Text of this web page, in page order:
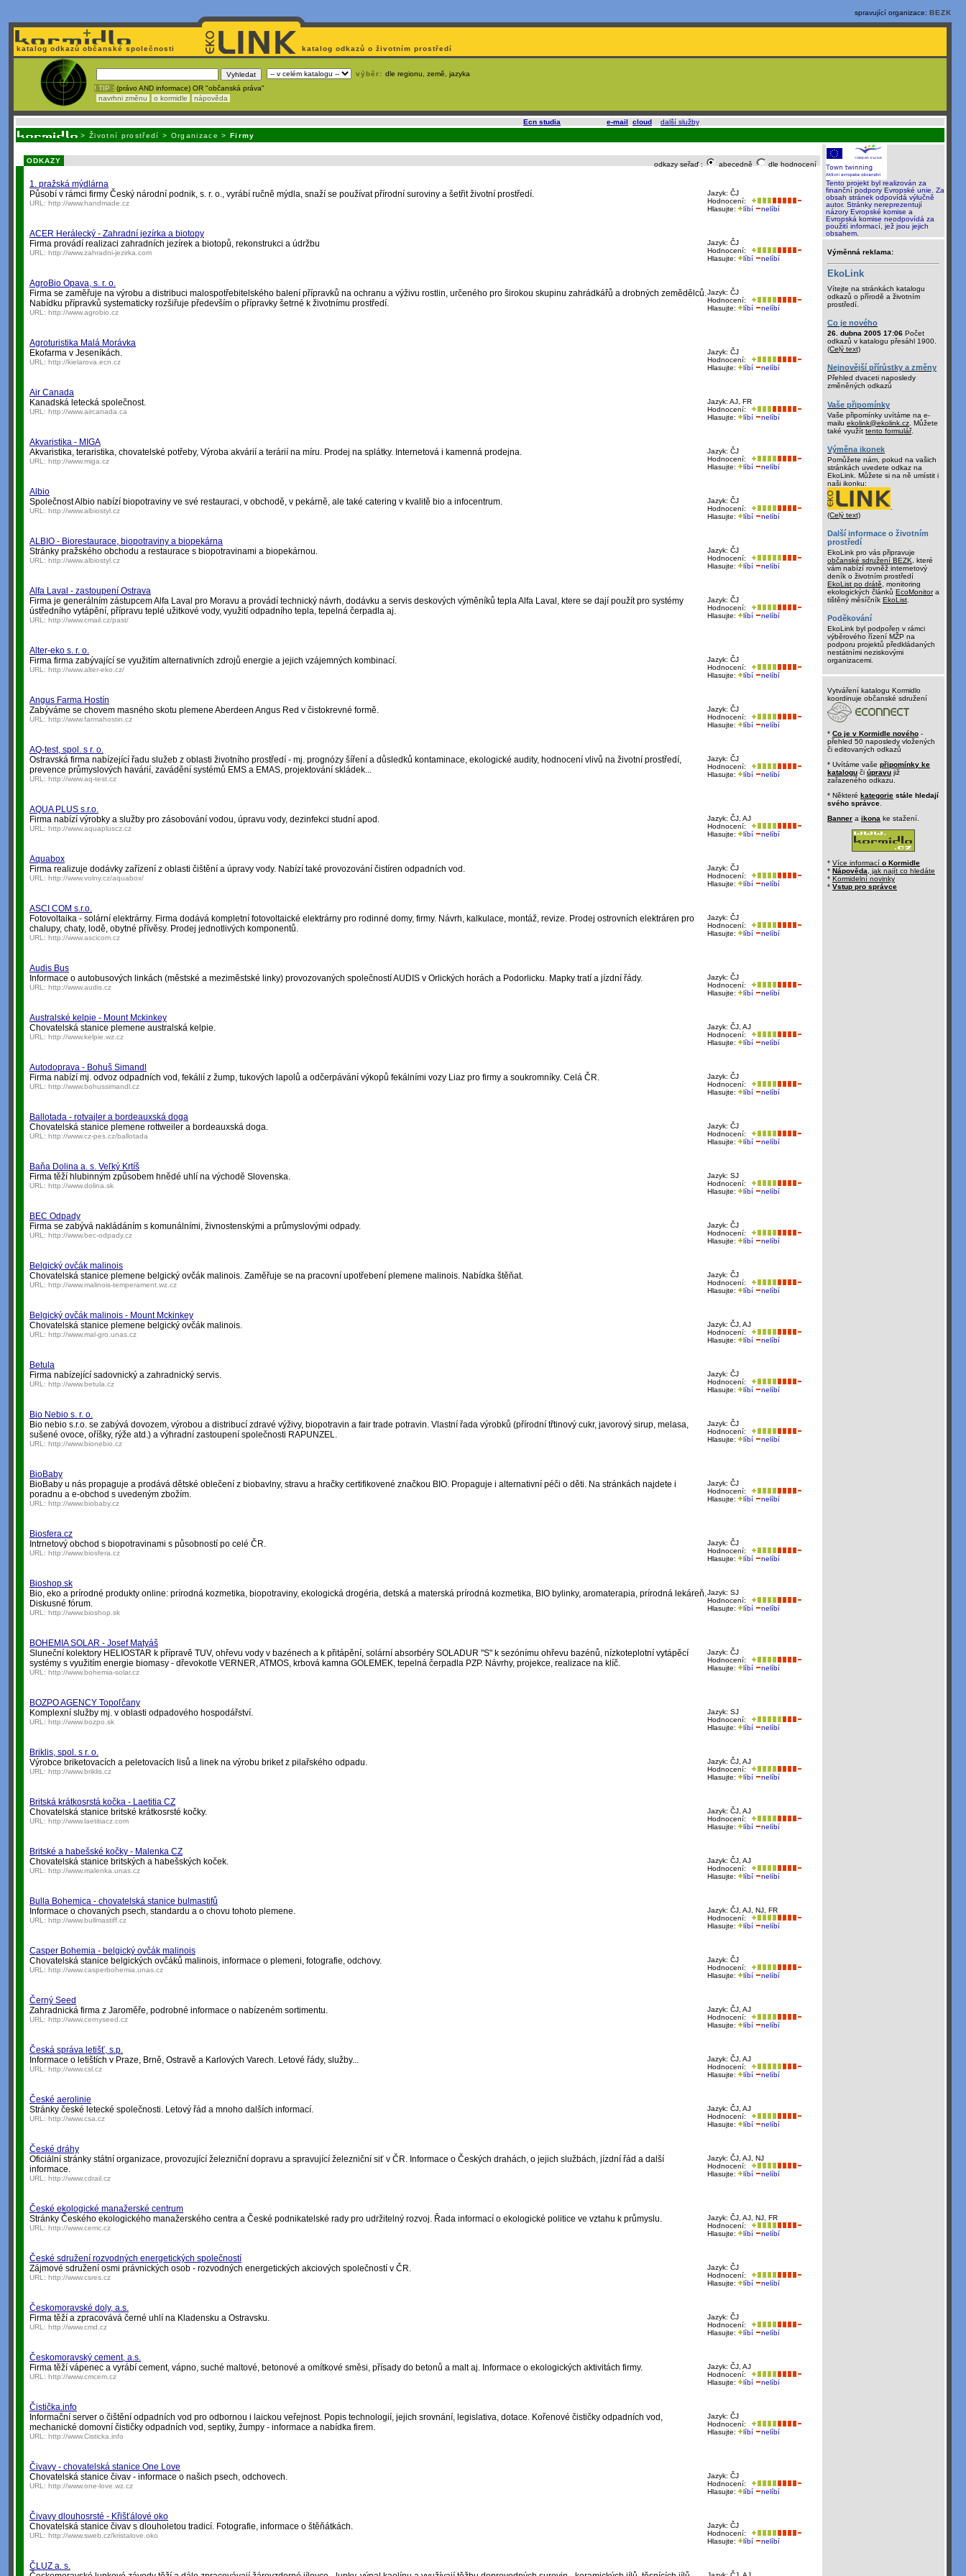
spravující organizace: BEZK
katalog odkazů občanské společnosti katalog odkazů o životním prostředí
výběr: dle regionu, země, jazyka
! TIP : (právo AND informace) OR "občanská práva"
navrhni změnu
o kormidle nápověda
Ecn studia e-mail cloud další služby.
> Životní prostředí > Organizace >Firmy
odkazy seřaď : abecedně dle hodnocení
ODKAZY
1. pražská mýdlárna
Jazyk: ČJ
Hodnocení:
Hlasujte:
líbí nelíbí
Působí v rámci firmy Český národní podnik, s. r. o., vyrábí ručně mýdla, snaží se používat přírodní suroviny a šetřit životní prostředí.
URL: http://www.handmade.cz
ACER Herálecký - Zahradní jezírka a biotopy
Jazyk: ČJ
Hodnocení:
Hlasujte:
líbí nelíbí
Firma provádí realizaci zahradních jezírek a biotopů, rekonstrukci a údržbu
URL: http://www.zahradni-jezirka.com
AgroBio Opava, s. r. o.
Jazyk: ČJ
Hodnocení:
Hlasujte:
líbí nelíbí
Firma se zaměřuje na výrobu a distribuci malospotřebitelského balení přípravků na ochranu a výživu rostlin, určeného pro širokou skupinu zahrádkářů a drobných zemědělců.
Nabídku přípravků systematicky rozšiřuje především o přípravky šetrné k životnímu prostředí.
URL: http://www.agrobio.cz
Agroturistika Malá Morávka
Jazyk: ČJ
Hodnocení:
Hlasujte:
líbí nelíbí
Ekofarma v Jeseníkách.
URL: http://kielarova.ecn.cz
Air Canada
Jazyk: AJ, FR
Hodnocení:
Hlasujte:
líbí nelíbí
Kanadská letecká společnost.
URL: http://www.aircanada.ca
Akvaristika - MIGA
Jazyk: ČJ
Hodnocení:
Hlasujte:
líbí nelíbí
Akvaristika, teraristika, chovatelské potřeby, Výroba akvárií a terárií na míru. Prodej na splátky. Internetová i kamenná prodejna.
URL: http://www.miga.cz
Albio
Jazyk: ČJ
Hodnocení:
Hlasujte:
líbí nelíbí
Společnost Albio nabízí biopotraviny ve své restauraci, v obchodě, v pekárně, ale také catering v kvalitě bio a infocentrum.
URL: http://www.albiostyl.cz
ALBIO - Biorestaurace, biopotraviny a biopekárna
Jazyk: ČJ
Hodnocení:
Hlasujte:
líbí nelíbí
Stránky pražského obchodu a restaurace s biopotravinami a biopekárnou.
URL: http://www.albiostyl.cz
Alfa Laval - zastoupení Ostrava
Jazyk: ČJ
Hodnocení:
Hlasujte:
líbí nelíbí
Firma je generálním zástupcem Alfa Laval pro Moravu a provádí technický návrh, dodávku a servis deskových výměníků tepla Alfa Laval, ktere se dají použít pro systémy
ústředního vytápění, přípravu teplé užitkové vody, využití odpadního tepla, tepelná čerpadla aj.
URL: http://www.cmail.cz/past/
Alter-eko s. r. o.
Jazyk: ČJ
Hodnocení:
Hlasujte:
líbí nelíbí
Firma firma zabývající se využitím alternativních zdrojů energie a jejich vzájemných kombinací.
URL: http://www.alter-eko.cz/
Angus Farma Hostín
Jazyk: ČJ
Hodnocení:
Hlasujte:
líbí nelíbí
Zabýváme se chovem masného skotu plemene Aberdeen Angus Red v čistokrevné formě.
URL: http://www.farmahostin.cz
AQ-test, spol. s r. o.
Jazyk: ČJ
Hodnocení:
Hlasujte:
líbí nelíbí
Ostravská firma nabízející řadu služeb z oblasti životního prostředí - mj. prognózy šíření a důsledků kontaminace, ekologické audity, hodnocení vlivů na životní prostředí,
prevence průmyslových havárií, zavádění systémů EMS a EMAS, projektování skládek...
URL: http://www.aq-test.cz
AQUA PLUS s.r.o.
Jazyk: ČJ, AJ
Hodnocení:
Hlasujte:
líbí nelíbí
Firma nabízí výrobky a služby pro zásobování vodou, úpravu vody, dezinfekci studní apod.
URL: http://www.aquapluscz.cz
Aquabox
Jazyk: ČJ
Hodnocení:
Hlasujte:
líbí nelíbí
Firma realizuje dodávky zařízení z oblasti čištění a úpravy vody. Nabízí také provozování čistíren odpadních vod.
URL: http://www.volny.cz/aquabox/
ASCI COM s.r.o.
Jazyk: ČJ
Hodnocení:
Hlasujte:
líbí nelíbí
Fotovoltaika - solární elektrárny. Firma dodává kompletní fotovoltaické elektrárny pro rodinné domy, firmy. Návrh, kalkulace, montáž, revize. Prodej ostrovních elektráren pro
chalupy, chaty, lodě, obytné přívěsy. Prodej jednotlivých komponentů.
URL: http://www.ascicom.cz
Audis Bus
Jazyk: ČJ
Hodnocení:
Hlasujte:
líbí nelíbí
Informace o autobusových linkách (městské a meziměstské linky) provozovaných společností AUDIS v Orlických horách a Podorlicku. Mapky tratí a jízdní řády.
URL: http://www.audis.cz
Australské kelpie - Mount Mckinkey
Jazyk: ČJ, AJ
Hodnocení:
Hlasujte:
líbí nelíbí
Chovatelská stanice plemene australská kelpie.
URL: http://www.kelpie.wz.cz
Autodoprava - Bohuš Simandl
Jazyk: ČJ
Hodnocení:
Hlasujte:
líbí nelíbí
Firma nabízí mj. odvoz odpadních vod, fekálií z žump, tukových lapolů a odčerpávání výkopů fekálními vozy Liaz pro firmy a soukromníky. Celá ČR.
URL: http://www.bohussimandl.cz
Ballotada - rotvajler a bordeauxská doga
Jazyk: ČJ
Hodnocení:
Hlasujte:
líbí nelíbí
Chovatelská stanice plemene rottweiler a bordeauxská doga.
URL: http://www.cz-pes.cz/ballotada
Baňa Dolina a. s. Veľký Krtíš
Jazyk: SJ
Hodnocení:
Hlasujte:
líbí nelíbí
Firma těží hlubinným způsobem hnědé uhlí na východě Slovenska.
URL: http://www.dolina.sk
BEC Odpady
Jazyk: ČJ
Hodnocení:
Hlasujte:
líbí nelíbí
Firma se zabývá nakládáním s komunálními, živnostenskými a průmyslovými odpady.
URL: http://www.bec-odpady.cz
Belgický ovčák malinois
Jazyk: ČJ
Hodnocení:
Hlasujte:
líbí nelíbí
Chovatelská stanice plemene belgický ovčák malinois. Zaměřuje se na pracovní upotřebení plemene malinois. Nabídka štěňat.
URL: http://www.malinois-temperament.wz.cz
Belgický ovčák malinois - Mount Mckinkey
Jazyk: ČJ, AJ
Hodnocení:
Hlasujte:
líbí nelíbí
Chovatelská stanice plemene belgický ovčák malinois.
URL: http://www.mal-gro.unas.cz
Betula
Jazyk: ČJ
Hodnocení:
Hlasujte:
líbí nelíbí
Firma nabízející sadovnický a zahradnický servis.
URL: http://www.betula.cz
Bio Nebio s. r. o.
Jazyk: ČJ
Hodnocení:
Hlasujte:
líbí nelíbí
Bio nebio s.r.o. se zabývá dovozem, výrobou a distribucí zdravé výživy, biopotravin a fair trade potravin. Vlastní řada výrobků (přírodní třtinový cukr, javorový sirup, melasa,
sušené ovoce, oříšky, rýže atd.) a výhradní zastoupení společnosti RAPUNZEL.
URL: http://www.bionebio.cz
BioBaby
Jazyk: ČJ
Hodnocení:
Hlasujte:
líbí nelíbí
BioBaby u nás propaguje a prodává dětské oblečení z biobavlny, stravu a hračky certifikovené značkou BIO. Propaguje i alternativní péči o děti. Na stránkách najdete i
poradnu a e-obchod s uvedeným zbožím.
URL: http://www.biobaby.cz
Biosfera.cz
Jazyk: ČJ
Hodnocení:
Hlasujte:
líbí nelíbí
Intrnetový obchod s biopotravinami s působností po celé ČR.
URL: http://www.biosfera.cz
Bioshop.sk
Jazyk: SJ
Hodnocení:
Hlasujte:
líbí nelíbí
Bio, eko a prírodné produkty online: prírodná kozmetika, biopotraviny, ekologická drogéria, detská a materská prírodná kozmetika, BIO bylinky, aromaterapia, prírodná lekáreň.
Diskusné fórum.
URL: http://www.bioshop.sk
BOHEMIA SOLAR - Josef Matyáš
Jazyk: ČJ
Hodnocení:
Hlasujte:
líbí nelíbí
Sluneční kolektory HELIOSTAR k přípravě TUV, ohřevu vody v bazénech a k přitápění, solární absorbéry SOLADUR "S" k sezónímu ohřevu bazénů, nízkoteplotní vytápěcí
systémy s využitím energie biomasy - dřevokotle VERNER, ATMOS, krbová kamna GOLEMEK, tepelná čerpadla PZP. Návrhy, projekce, realizace na klíč.
URL: http://www.bohemia-solar.cz
BOZPO AGENCY Topoľčany
Jazyk: SJ
Hodnocení:
Hlasujte:
líbí nelíbí
Komplexní služby mj. v oblasti odpadového hospodářství.
URL: http://www.bozpo.sk
Briklis, spol. s r. o.
Jazyk: ČJ, AJ
Hodnocení:
Hlasujte:
líbí nelíbí
Výrobce briketovacích a peletovacích lisů a linek na výrobu briket z pilařského odpadu.
URL: http://www.briklis.cz
Britská krátkosrstá kočka - Laetitia CZ
Jazyk: ČJ, AJ
Hodnocení:
Hlasujte:
líbí nelíbí
Chovatelská stanice britské krátkosrsté kočky.
URL: http://www.laetitiacz.com
Britské a habešské kočky - Malenka CZ
Jazyk: ČJ, AJ
Hodnocení:
Hlasujte:
líbí nelíbí
Chovatelská stanice britských a habešských koček.
URL: http://www.malenka.unas.cz
Bulla Bohemica - chovatelská stanice bulmastifů
Jazyk: ČJ, AJ, NJ, FR
Hodnocení:
Hlasujte:
líbí nelíbí
Informace o chovaných psech, standardu a o chovu tohoto plemene.
URL: http://www.bullmastiff.cz
Casper Bohemia - belgický ovčák malinois
Jazyk: ČJ
Hodnocení:
Hlasujte:
líbí nelíbí
Chovatelská stanice belgických ovčáků malinois, informace o plemeni, fotografie, odchovy.
URL: http://www.casperbohemia.unas.cz
Černý Seed
Jazyk: ČJ, AJ
Hodnocení:
Hlasujte:
líbí nelíbí
Zahradnická firma z Jaroměře, podrobné informace o nabízeném sortimentu.
URL: http://www.cernyseed.cz
Česká správa letišť, s.p.
Jazyk: ČJ, AJ
Hodnocení:
Hlasujte:
líbí nelíbí
Informace o letištích v Praze, Brně, Ostravě a Karlových Varech. Letové řády, služby...
URL: http://www.csl.cz
České aerolinie
Jazyk: ČJ, AJ
Hodnocení:
Hlasujte:
líbí nelíbí
Stránky české letecké společnosti. Letový řád a mnoho dalších informací.
URL: http://www.csa.cz
České dráhy
Jazyk: ČJ, AJ, NJ
Hodnocení:
Hlasujte:
líbí nelíbí
Oficiální stránky státní organizace, provozující železniční dopravu a spravující železniční siť v ČR. Informace o Českých drahách, o jejich službách, jízdní řád a další
informace.
URL: http://www.cdrail.cz
České ekologické manažerské centrum
Jazyk: ČJ, AJ, NJ, FR
Hodnocení:
Hlasujte:
líbí nelíbí
Stránky Českého ekologického manažerského centra a České podnikatelské rady pro udržitelný rozvoj. Řada informací o ekologické politice ve vztahu k průmyslu.
URL: http://www.cemc.cz
České sdružení rozvodných energetických společností
Jazyk: ČJ
Hodnocení:
Hlasujte:
líbí nelíbí
Zájmové sdružení osmi právnických osob - rozvodných energetických akciových společností v ČR.
URL: http://www.csres.cz
Českomoravské doly, a.s.
Jazyk: ČJ
Hodnocení:
Hlasujte:
líbí nelíbí
Firma těží a zpracovává černé uhlí na Kladensku a Ostravsku.
URL: http://www.cmd.cz
Českomoravský cement, a.s.
Jazyk: ČJ, AJ
Hodnocení:
Hlasujte:
líbí nelíbí
Firma těží vápenec a vyrábí cement, vápno, suché maltové, betonové a omítkové směsi, přísady do betonů a malt aj. Informace o ekologických aktivitách firmy.
URL: http://www.cmcem.cz
Čistička.info
Jazyk: ČJ
Hodnocení:
Hlasujte:
líbí nelíbí
Informační server o čištění odpadních vod pro odbornou i laickou veřejnost. Popis technologií, jejich srovnání, legislativa, dotace. Kořenové čističky odpadních vod,
mechanické domovní čističky odpadních vod, septiky, žumpy - informace a nabídka firem.
URL: http://www.Cisticka.info
Čivavy - chovatelská stanice One Love
Jazyk: ČJ
Hodnocení:
Hlasujte:
líbí nelíbí
Chovatelská stanice čivav - informace o našich psech, odchovech.
URL: http://www.one-love.wz.cz
Čivavy dlouhosrsté - Křišťálové oko
Jazyk: ČJ
Hodnocení:
Hlasujte:
líbí nelíbí
Chovatelská stanice čivav s dlouholetou tradicí. Fotografie, informace o štěňátkách.
URL: http://www.sweb.cz/kristalove.oko
ČLUZ a. s.
Tento projekt byl realizován za
finanční podpory Evropské unie. Za
obsah stránek odpovídá výlučně
autor. Stránky nereprezentují
názory Evropské komise a
Evropská komise neodpovídá za
použití informací, jež jsou jejich
obsahem.
Výměnná reklama:
EkoLink
Vítejte na stránkách katalogu
odkazů o přírodě a životním
prostředí.
Co je nového
26. dubna 2005 17:06 Počet
odkazů v katalogu přesáhl 1900.
(Celý text)
Nejnovější přírůstky a změny
Přehled dvaceti naposledy
změněných odkazů
Vaše připomínky
Vaše připomínky uvítáme na e-
mailu ekolink@ekolink.cz . Můžete
také využít tento formulář.
Výměna ikonek
Pomůžete nám, pokud na vašich
stránkách uvedete odkaz na
EkoLink. Můžete si na ně umístit i
naši ikonku:
(Celý text)
Další informace o životním
prostředí
EkoLink pro vás připravuje
občanské sdružení BEZK , které
vám nabízí rovněž internetový
deník o životním prostředí
EkoList po drátě , monitoring
ekologických článků EcoMonitora
tištěný měsíčník EkoList
Poděkování
EkoLink byl podpořen v rámci
výběrového řízení MŽP na
podporu projektů předkládaných
nestátními neziskovými
organizacemi.
Vytváření katalogu Kormidlo
koordinuje občanské sdružení
* Co je v Kormidle nového -
přehled 50 naposledy vložených
či editovaných odkazů
* Uvítáme vaše připomínky ke
katalogu či úpravu již
zařazeného odkazu.
* Některé kategorie stále hledají
svého správce
Banner a ikona ke stažení.
* Více informací o Kormidle
* Nápověda , jak najít co hledáte
* Kormidelní novinky
* Vstup pro správce